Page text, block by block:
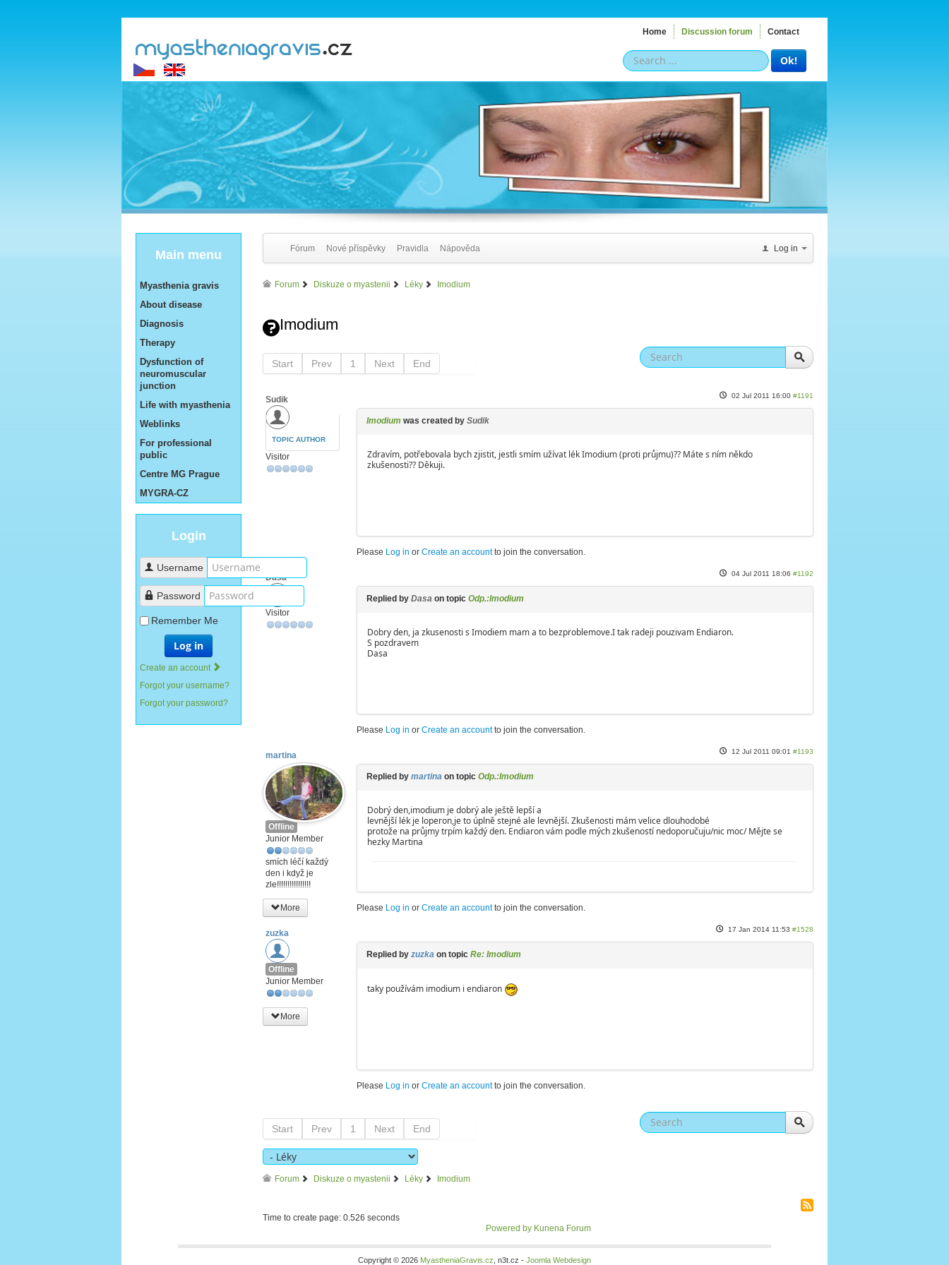
Home Discussion forum Contact
Ok!
Main menu
Myasthenia gravis
About disease
Diagnosis
Therapy
Dysfunction of
neuromuscular
junction
Life with myasthenia
Weblinks
For professional
public
Centre MG Prague
MYGRA-CZ
Login
Username
Password
Remember Me
Log in
Create an account
Forgot your username?
Forgot your password?
Fórum Nové příspěvky Pravidla Nápověda Log in
Forum Diskuze o myastenii Léky Imodium
Imodium
Start Prev 1 Next End
Sudik
TOPIC AUTHOR
Visitor
02 Jul 2011 16:00 #1191
Imodium was created bySudik
Zdravím, potřebovala bych zjistit, jestli smím užívat lék Imodium (proti průjmu)?? Máte s ním někdo
zkušenosti?? Děkuji.
Please Log in orCreate an accountto join the conversation.
Dasa
Visitor
04 Jul 2011 18:06 #1192
Replied byDasa on topicOdp.:Imodium
Dobry den, ja zkusenosti s Imodiem mam a to bezproblemove.I tak radeji pouzivam Endiaron.
S pozdravem
Dasa
Please Log in orCreate an accountto join the conversation.
martina
Offline
Junior Member
smích léčí každý
den i když je
zle!!!!!!!!!!!!!!!!
More
12 Jul 2011 09:01 #1193
Replied bymartina on topicOdp.:Imodium
Dobrý den,imodium je dobrý ale ještě lepší a
levnější lék je loperon,je to úplně stejné ale levnější. Zkušenosti mám velice dlouhodobé
protože na průjmy trpím každý den. Endiaron vám podle mých zkušeností nedoporučuju/nic moc/ Mějte se
hezky Martina
Please Log in orCreate an accountto join the conversation.
zuzka
Offline
Junior Member
More
17 Jan 2014 11:53 #1528
Replied byzuzka on topicRe: Imodium
taky používám imodium i endiaron
Please Log in orCreate an accountto join the conversation.
Start Prev 1 Next End
Forum Diskuze o myastenii Léky Imodium
Time to create page: 0.526 seconds
Powered by Kunena Forum
Copyright © 2026 MyastheniaGravis.cz , n3t.cz - Joomla Webdesign